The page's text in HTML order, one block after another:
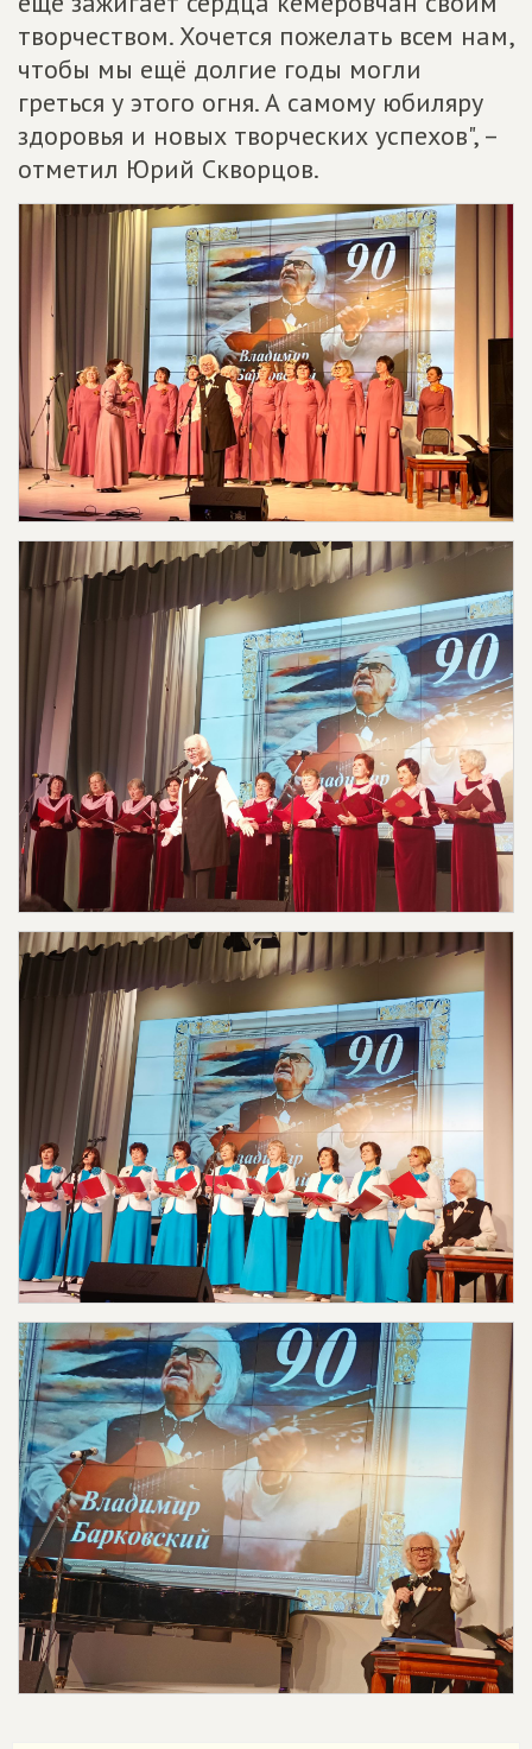
творчеством. Хочется пожелать всем нам,
чтобы мы ещё долгие годы могли
греться у этого огня. А самому юбиляру
здоровья и новых творческих успехов", –
отметил Юрий Скворцов.